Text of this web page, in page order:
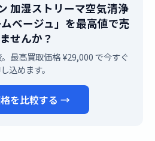
加湿ストリーマ空気清浄
ベージュ」を最高値で売
せんか？
最高買取価格 ¥29,000 で今すぐ
込めます。
を比較する →